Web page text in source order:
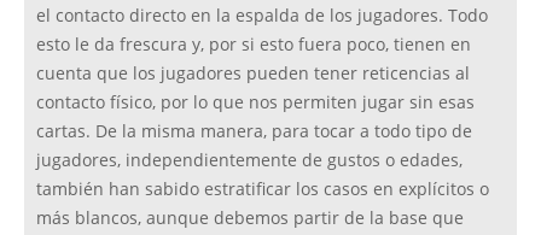
el contacto directo en la espalda de los jugadores. Todo
esto le da frescura y, por si esto fuera poco, tienen en
cuenta que los jugadores pueden tener reticencias al
contacto físico, por lo que nos permiten jugar sin esas
cartas. De la misma manera, para tocar a todo tipo de
jugadores, independientemente de gustos o edades,
también han sabido estratificar los casos en explícitos o
más blancos, aunque debemos partir de la base que